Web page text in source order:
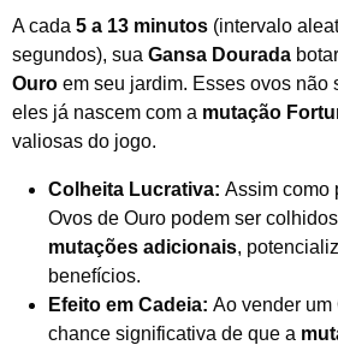
A cada 5 a 13 minutos (intervalo
segundos), sua Gansa Dourada
Ouro em seu jardim. Esses ovos não
eles já nascem com a mutação
valiosas do jogo.
Colheita Lucrativa: Assim como
Ovos de Ouro podem ser
mutações adicionais,
benefícios.
Efeito em Cadeia: Ao vender um
chance significativa de que a